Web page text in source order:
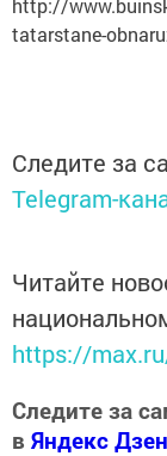
http://
tatarstane-
Следите за
Telegram-
Читайте
https://
Следите за
в Яндекс Дзен